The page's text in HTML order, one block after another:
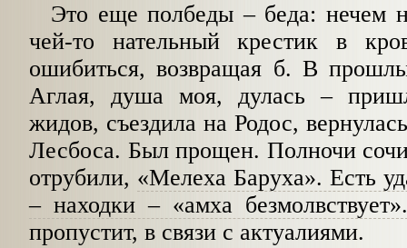
Это еще полбеды–беда: нечем
чей-то нательный крестик в
ошибиться, возвращая б. В
Аглая, душа моя, дулась–
жидов, съездила на Родос,
Лесбоса. Был прощен. Полночи
отрубили, «Мелеха Баруха». Есть
–находки–«амха безмолвствует».
пропустит, в связи с актуалиями.